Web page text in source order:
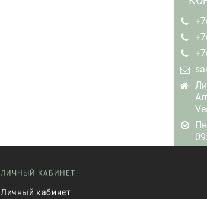
ЛИЧНЫЙ КАБИНЕТ
Личный кабинет